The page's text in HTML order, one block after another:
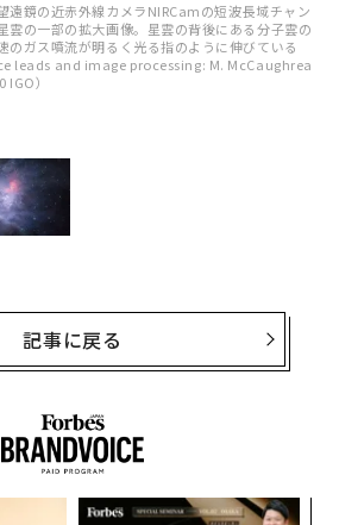
遠鏡の近赤外線カメラNIRCamの短波長域チャン
雲の一部の拡大画像。星雲の背後にある分子雲の
のガス噴流が明るく光る指のように伸びている
leads and image processing: M. McCaughrea
）
記事に戻る